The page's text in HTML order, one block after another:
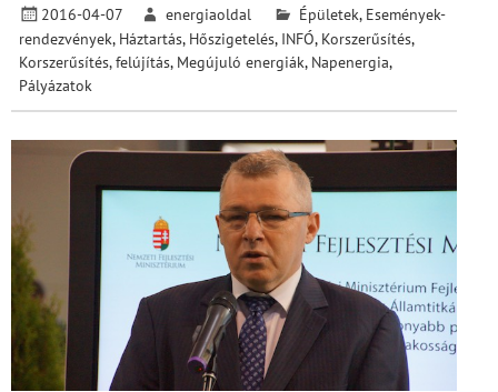
2016-04-07 energiaoldal Épületek, Események-
rendezvények, Háztartás, Hőszigetelés, INFÓ, Korszerűsítés,
Korszerűsítés, felújítás, Megújuló energiák, Napenergia,
Pályázatok